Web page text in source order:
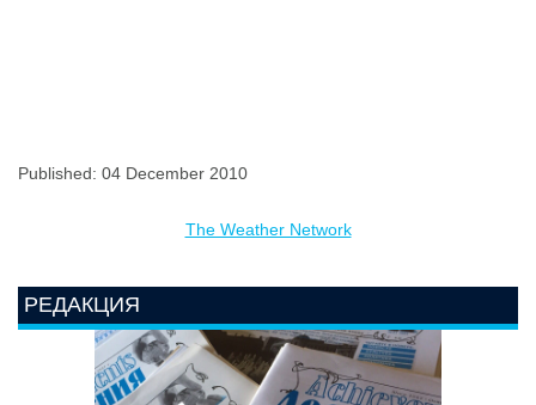
Published: 04 December 2010
The Weather Network
РЕДАКЦИЯ